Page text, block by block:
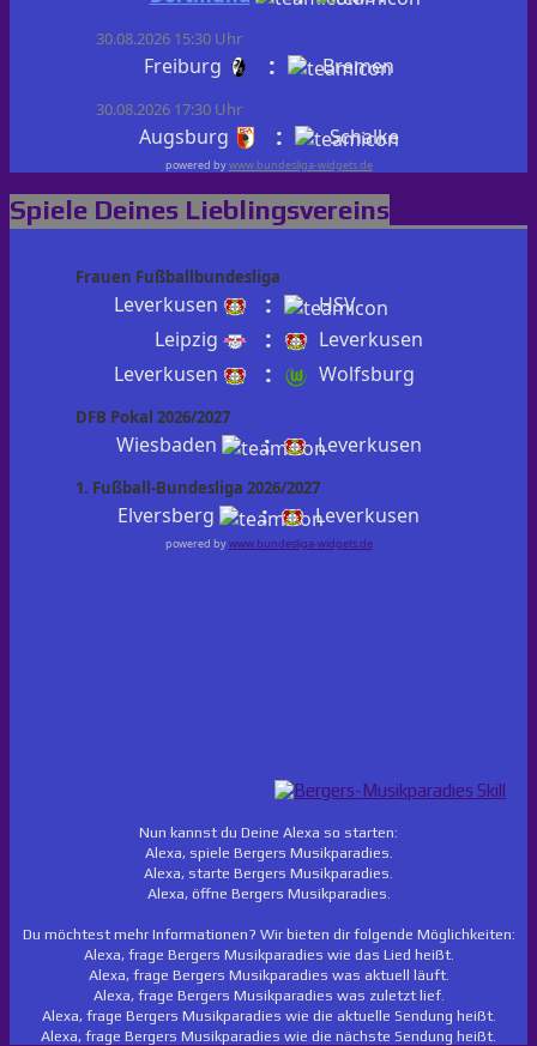
30.08.2026 15:30 Uhr
Freiburg : Bremen
30.08.2026 17:30 Uhr
Augsburg : Schalke
powered bywww.bundesliga-widgets.de
Spiele Deines Lieblingsvereins
Frauen Fußballbundesliga
Leverkusen :
HSV
Leipzig
:
Leverkusen
Leverkusen
: Wolfsburg
DFB Pokal 2026/2027
Wiesbaden : Leverkusen
1. Fußball-Bundesliga 2026/2027
Elversberg : Leverkusen
powered bywww.bundesliga-widgets.de
Nun kannst du Deine Alexa so starten:
Alexa, spiele Bergers Musikparadies.
Alexa, starte Bergers Musikparadies.
Alexa, öffne Bergers Musikparadies.
Du möchtest mehr Informationen? Wir bieten dir folgende Möglichkeiten:
Alexa, frage Bergers Musikparadies wie das Lied heißt.
Alexa, frage Bergers Musikparadies was aktuell läuft.
Alexa, frage Bergers Musikparadies was zuletzt lief.
Alexa, frage Bergers Musikparadies wie die aktuelle Sendung heißt.
Alexa, frage Bergers Musikparadies wie die nächste Sendung heißt.